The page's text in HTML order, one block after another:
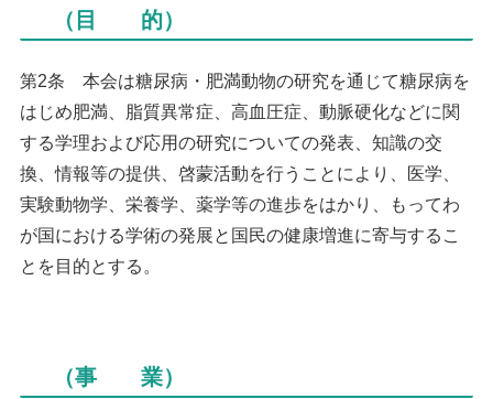
（目 的）
第2条 本会は糖尿病・肥満動物の研究を通じて糖尿病を
はじめ肥満、脂質異常症、高血圧症、動脈硬化などに関
する学理および応用の研究についての発表、知識の交
換、情報等の提供、啓蒙活動を行うことにより、医学、
実験動物学、栄養学、薬学等の進歩をはかり、もってわ
が国における学術の発展と国民の健康増進に寄与するこ
とを目的とする。
（事 業）